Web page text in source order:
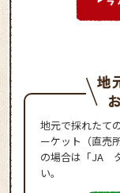
地元で採れたて
ーケット（直売
の場合は「JA
い。